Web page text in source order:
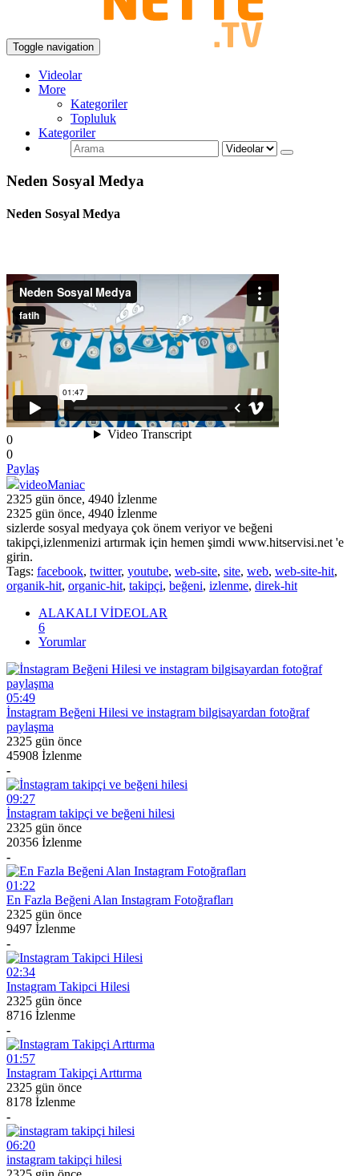
Toggle navigation
Videolar
More
Kategoriler
Topluluk
Kategoriler
Neden Sosyal Medya
Neden Sosyal Medya
0
0
Paylaş
videoManiac
2325 gün önce, 4940 İzlenme
2325 gün önce, 4940 İzlenme
sizlerde sosyal medyaya çok önem veriyor ve beğeni
takipçi,izlenmenizi artırmak için hemen şimdi www.hitservisi.net 'e
girin.
Tags: facebook, twitter, youtube, web-site, site, web, web-site-hit,
organik-hit, organic-hit, takipçi, beğeni, izlenme, direk-hit
ALAKALI VİDEOLAR
6
Yorumlar
05:49
İnstagram Beğeni Hilesi ve instagram bilgisayardan fotoğraf
paylaşma
2325 gün önce
45908 İzlenme
-
09:27
İnstagram takipçi ve beğeni hilesi
2325 gün önce
20356 İzlenme
-
01:22
En Fazla Beğeni Alan Instagram Fotoğrafları
2325 gün önce
9497 İzlenme
-
02:34
Instagram Takipci Hilesi
2325 gün önce
8716 İzlenme
-
01:57
Instagram Takipçi Arttırma
2325 gün önce
8178 İzlenme
-
06:20
instagram takipçi hilesi